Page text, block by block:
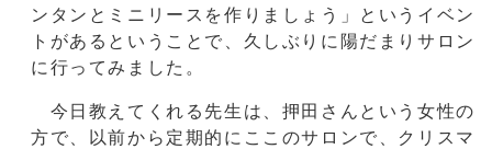
ンタンとミニリースを作りましょう」というイベン
トがあるということで、久しぶりに陽だまりサロン
に行ってみました。
今日教えてくれる先生は、押田さんという女性の
方で、以前から定期的にここのサロンで、クリスマ